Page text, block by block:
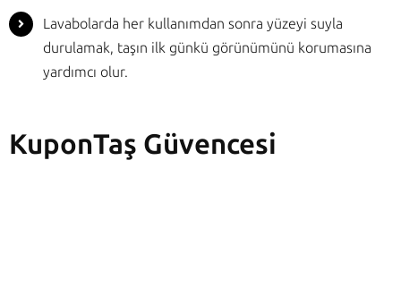
Lavabolarda her kullanımdan sonra yüzeyi suyla
durulamak, taşın ilk günkü görünümünü korumasına
yardımcı olur.
KuponTaş Güvencesi